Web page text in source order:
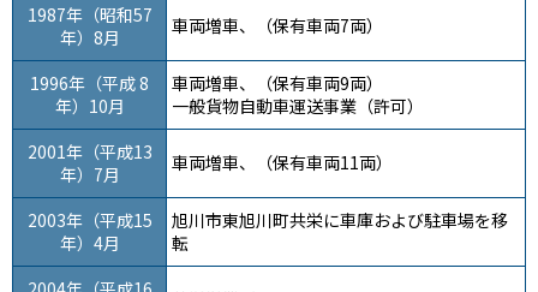
1987年（昭和57
年）8月
車両増車、（保有車両7両）
1996年（平成 8
年）10月
車両増車、（保有車両9両）
一般貨物自動車運送事業（許可）
2001年（平成13
年）7月
車両増車、（保有車両11両）
2003年（平成15
年）4月
旭川市東旭川町共栄に車庫および駐車場を移
転